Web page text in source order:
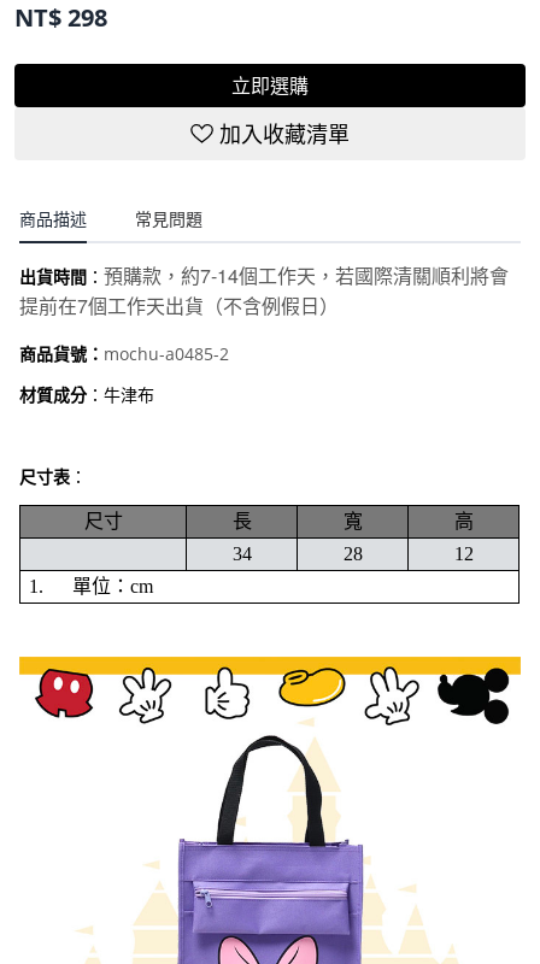
NT$298
立即選購
加入收藏清單
商品描述 常見問題
出貨時間 ： 預購款，約7-14個工作天，若國際清關順利將會
提前在7個工作天出貨（不含例假日）
商品貨號： mochu-a0485-2
材質成分 ：牛津布
尺寸表 ：
尺寸 長 寬
高
34
28
12
1.
單位：cm